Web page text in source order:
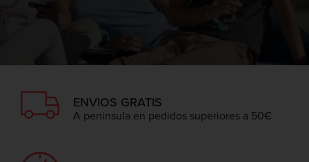
ENVIOS GRATIS
A peninsula en pedidos superiores a 50€